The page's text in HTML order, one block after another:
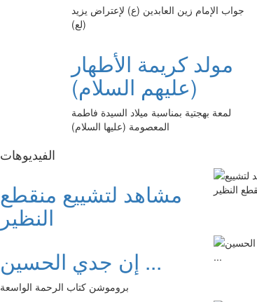
جواب الإمام زين العابدين (ع) لإعتراض يزيد
(لع)
مولد كريمة الأطهار
(عليهم السلام)
لمعة بهجتية بمناسبة ميلاد السيدة فاطمة
المعصومة (عليها السلام)
الفیدیوهات
مشاهد لتشييع منقطع
النظير
إن جدي الحسين ...
بروموشن كتاب الرحمة الواسعة